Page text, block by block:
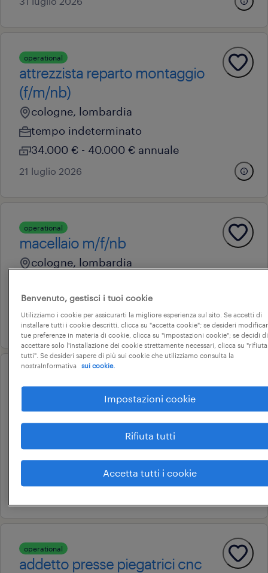
operational
attrezzista reparto montaggio
(f/m/nb)
cologne, lombardia
tempo indeterminato
34.000 € - 40.000 € annuale
21 luglio 2026
operational
macellaio m/f/nb
cologne, lombardia
22.000 € - 28.000 € annuale
3 luglio 2026
asa/oss con attestato di
qualifica (f/m/nb)
tempo determinato
18.000 € - 22.000 € annuale
operational
addetto presse piegatrici cnc
Benvenuto, gestisci i tuoi cookie
Utilizziamo i cookie per assicurarti la migliore esperienza sul sito. Se accetti di
installare tutti i cookie descritti, clicca su "accetta cookie"; se desideri
tue preferenze in materia di cookie, clicca su "impostazioni cookie"; se decidi di
accettare solo l'installazione dei cookie strettamente necessari, clicca su "rifiuta
tutti". Se desideri sapere di più sui cookie che utilizziamo consulta la
nostraInformativa
sui cookie.
Impostazioni cookie
Rifiuta tutti
Accetta tutti i cookie